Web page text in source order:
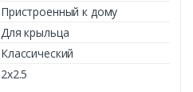
Пристроенный к дому
Для крыльца
Классический
2х2.5